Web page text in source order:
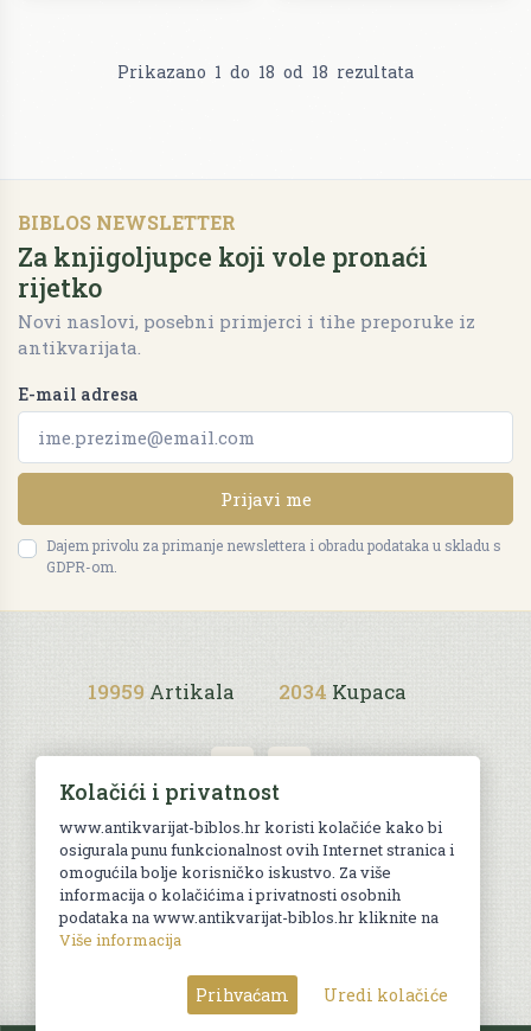
Prikazano 1 do 18 od 18 rezultata
BIBLOS NEWSLETTER
Za knjigoljupce koji vole pronaći
rijetko
Novi naslovi, posebni primjerci i tihe preporuke iz
antikvarijata.
E-mail adresa
Prijavi me
Dajem privolu za primanje newslettera i obradu podataka u skladu s
GDPR-om.
19959 Artikala 2034 Kupaca
Uvjeti kupnje
© Sva prava pridržana. Web by
Kolačići i privatnost
www.antikvarijat-biblos.hr koristi kolačiće kako bi
osigurala punu funkcionalnost ovih Internet stranica i
omogućila bolje korisničko iskustvo. Za više
informacija o kolačićima i privatnosti osobnih
podataka na www.antikvarijat-biblos.hr kliknite na
Više informacija
Prihvaćam Uredi kolačiće